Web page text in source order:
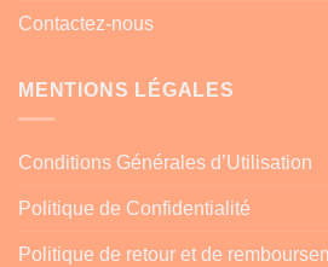
Contactez-nous
MENTIONS LÉGALES
Conditions Générales d’Utilisation
Politique de Confidentialité
Politique de retour et de